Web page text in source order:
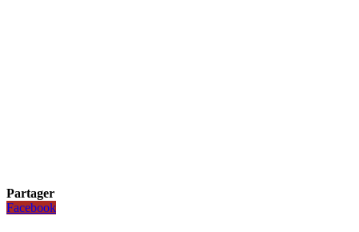
Partager
Facebook